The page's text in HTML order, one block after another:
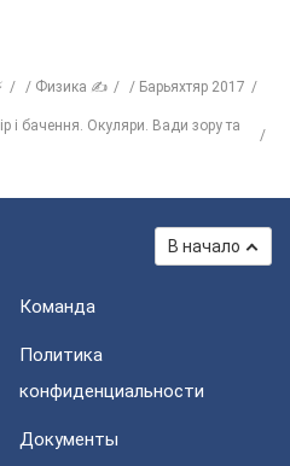
Физика ✍
Барьяхтяр 2017
і бачення. Окуляри. Вади зору та
В начало
Команда
Политика
конфиденциальности
Документы